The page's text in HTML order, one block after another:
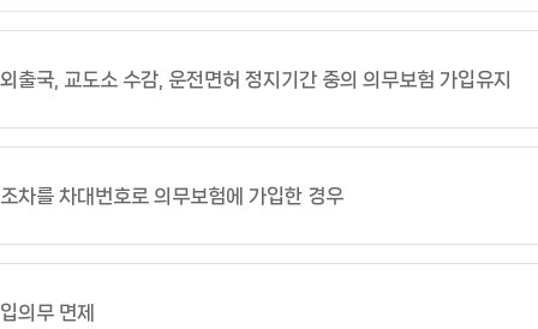
출국, 교도소 수감, 운전면허 정지기간 중의 의무보험 가입유지
차를 차대번호로 의무보험에 가입한 경우
의무 면제